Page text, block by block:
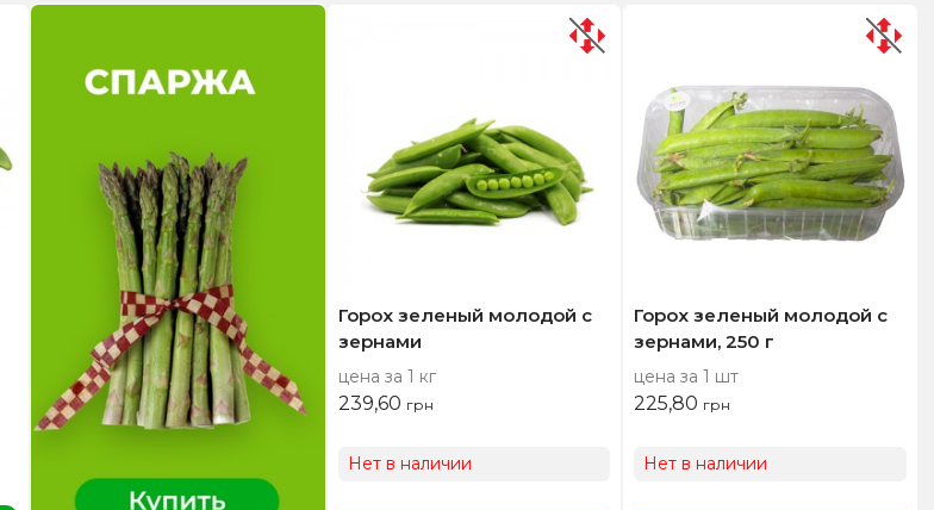
Горох зеленый молодой с
зернами
цена за 1 кг
239,60 грн
Нет в наличии
Горох зеленый молодой с
зернами, 250 г
цена за 1 шт
225,80 грн
Нет в наличии